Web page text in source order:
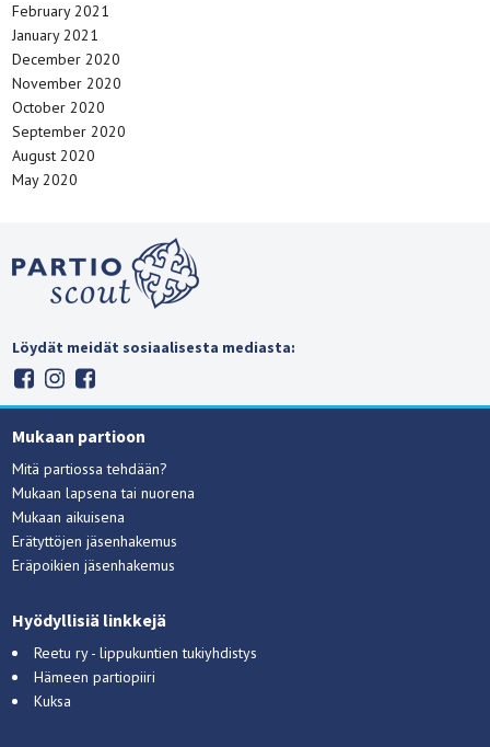
February 2021
January 2021
December 2020
November 2020
October 2020
September 2020
August 2020
May 2020
Löydät meidät sosiaalisesta mediasta:
Mukaan partioon
Mitä partiossa tehdään?
Mukaan lapsena tai nuorena
Mukaan aikuisena
Erätyttöjen jäsenhakemus
Eräpoikien jäsenhakemus
Hyödyllisiä linkkejä
Reetu ry - lippukuntien tukiyhdistys
Hämeen partiopiiri
Kuksa